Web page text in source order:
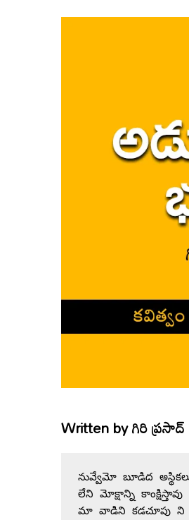
Written byగిరి ప్రసాద్
నువ్వేమో బూడిద
లేని మోక్షాన్ని కాంక్షిస్తావు
మా వాడిని కడచూపు ని